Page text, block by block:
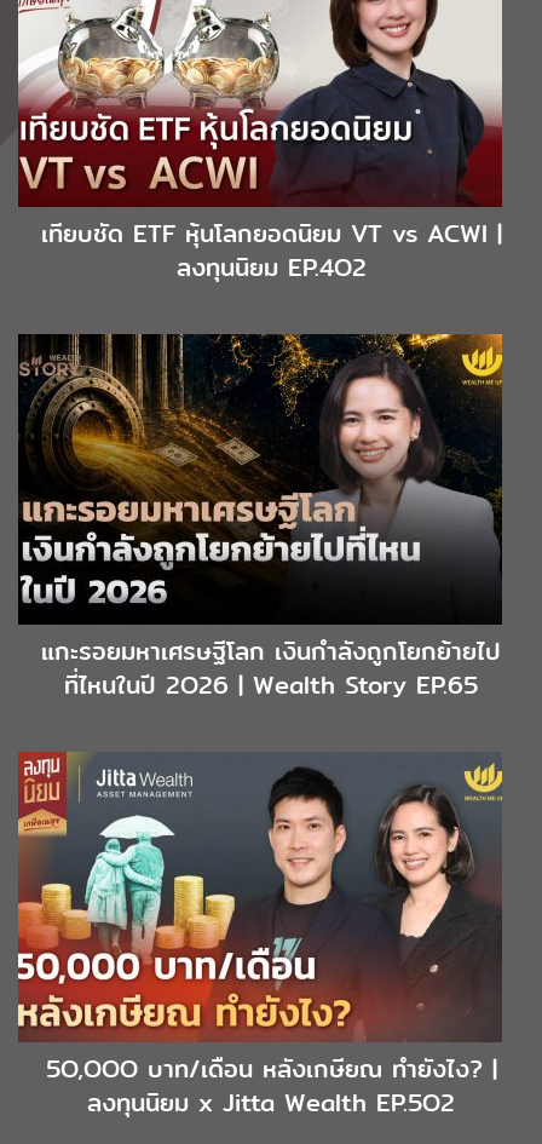
เทียบชัด ETF หุ้นโลกยอดนิยม VT vs ACWI |
ลงทุนนิยม EP.4O2
แกะรอยมหาเศรษฐีโลก เงินกำลังถูกโยกย้ายไป
ที่ไหนในปี 2O26 | Wealth Story EP.65
5O,OOO บาท/เดือน หลังเกษียณ ทำยังไง? |
ลงทุนนิยม x Jitta Wealth EP.5O2